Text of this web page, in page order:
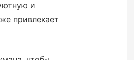
и
привлекает